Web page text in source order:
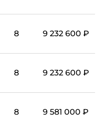
8 9 232 600 ₽
8 9 232 600 ₽
8 9 581 000 ₽